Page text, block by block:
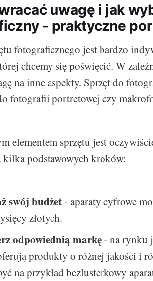
uwagę i jak
- praktyczne
fotograficznego jest bardzo
chcemy się poświęcić. W
na inne aspekty. Sprzęt do
fotografii portretowej czy
elementem sprzętu jest
kilka podstawowych kroków:
swój budżet- aparaty cyfrowe
złotych.
odpowiednią markę- na rynku
produkty o różnej jakości i
na przykład bezlusterkowy